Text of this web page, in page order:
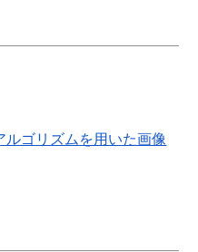
ゴリズムを用いた画像